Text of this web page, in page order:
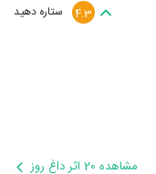
ستاره دهید 4.3
مشاهده 20 اثر داغ روز